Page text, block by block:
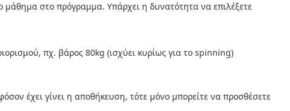
μάθημα στο πρόγραμμα. Υπάρχει η δυνατότητα να επιλέξετε
πχ. βάρος 80kg (ισχύει κυρίως για το spinning)
έχει γίνει η αποθήκευση, τότε μόνο μπορείτε να προσθέσετε